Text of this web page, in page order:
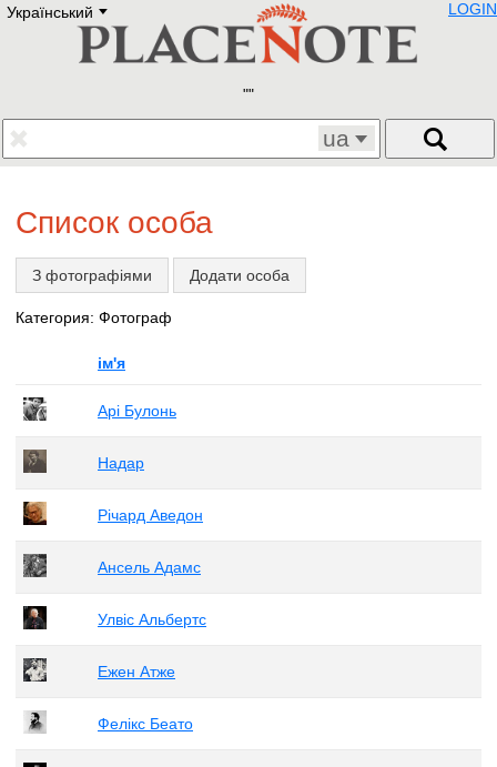
Український E
Deutsch
Francais
Polski
Eestikeelne
LOGIN
ua
Список особа
З фотографіями Додати особа
Категория: Фотограф
ім'я
Арі Булонь
Надар
Річард Аведон
Ансель Адамс
Улвіс Альбертс
Ежен Атже
Фелікс Беато